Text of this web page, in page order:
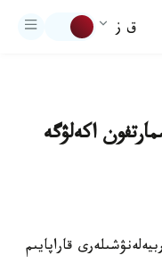
ق ز
اكەلۋگە
قاراپايىم